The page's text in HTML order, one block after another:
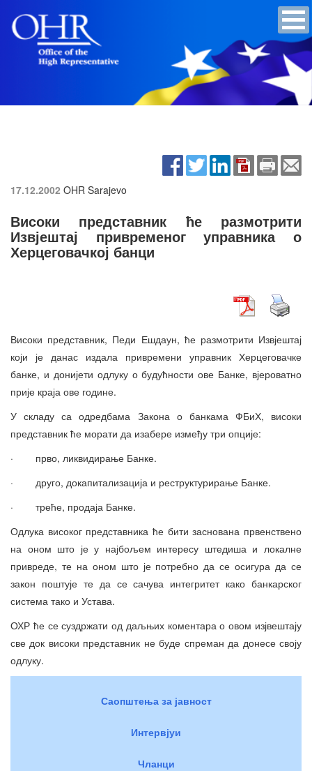
17.12.2002 OHR Sarajevo
Високи представник ће размотрити
Извјештај привременог управника о
Херцеговачкој банци
Високи представник, Педи Ешдаун, ће размотрити Извјештај
који је данас издала привремени управник Херцеговачке
банке, и донијети одлуку о будућности ове Банке, вјероватно
прије краја ове године.
У складу са одредбама Закона о банкама ФБиХ, високи
представник ће морати да изабере између три опције:
· прво, ликвидирање Банке.
· друго, докапитализација и реструктурирање Банке.
· треће, продаја Банке.
Одлука високог представника ће бити заснована првенствено
на оном што је у најбољем интересу штедиша и локалне
привреде, те на оном што је потребно да се осигура да се
закон поштује те да се сачува интегритет како банкарског
система тако и Устава.
ОХР ће се суздржати од даљњих коментара о овом изјвештају
све док високи представник не буде спреман да донесе своју
одлуку.
Саопштења за јавност
Интервјуи
Чланци